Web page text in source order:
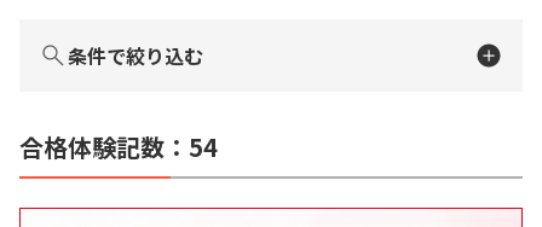
条件で絞り込む
合格体験記数：54